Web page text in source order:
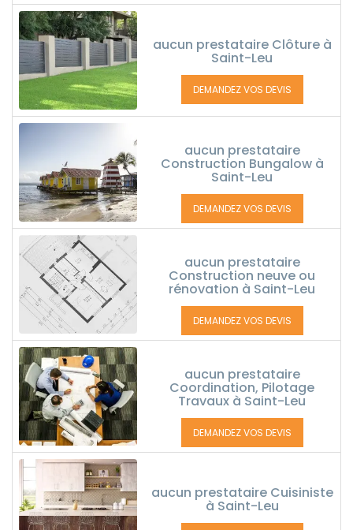
aucun prestataire Clôture à
Saint-Leu
DEMANDEZ VOS DEVIS
aucun prestataire
Construction Bungalow à
Saint-Leu
DEMANDEZ VOS DEVIS
aucun prestataire
Construction neuve ou
rénovation à Saint-Leu
DEMANDEZ VOS DEVIS
aucun prestataire
Coordination, Pilotage
Travaux à Saint-Leu
DEMANDEZ VOS DEVIS
aucun prestataire Cuisiniste
à Saint-Leu